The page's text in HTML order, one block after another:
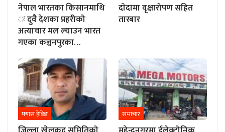
नेपाल भारतका किसानमाथि
ः दुवै देशका प्रहरीको
अत्याचार मल ल्याउन भारत
गएका कञ्चनपुरका…
दाेदामा वृक्षारोपण सहित
तारबार
फ्यास हेडिङ समाचार